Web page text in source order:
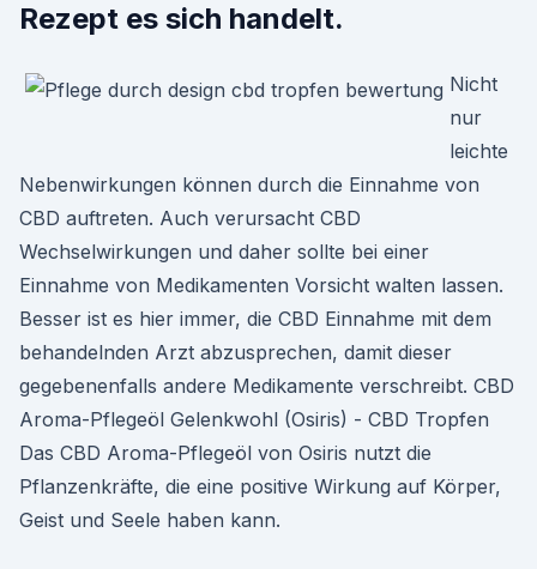
Rezept es sich handelt.
Nicht
nur
leichte
Nebenwirkungen können durch die Einnahme von
CBD auftreten. Auch verursacht CBD
Wechselwirkungen und daher sollte bei einer
Einnahme von Medikamenten Vorsicht walten lassen.
Besser ist es hier immer, die CBD Einnahme mit dem
behandelnden Arzt abzusprechen, damit dieser
gegebenenfalls andere Medikamente verschreibt. CBD
Aroma-Pflegeöl Gelenkwohl (Osiris) - CBD Tropfen
Das CBD Aroma-Pflegeöl von Osiris nutzt die
Pflanzenkräfte, die eine positive Wirkung auf Körper,
Geist und Seele haben kann.